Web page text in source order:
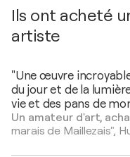
Ils ont acheté
artiste
"Une œuvre
du jour et de la
vie et des pans de
Un amateur d'art,
marais de Maillezais",